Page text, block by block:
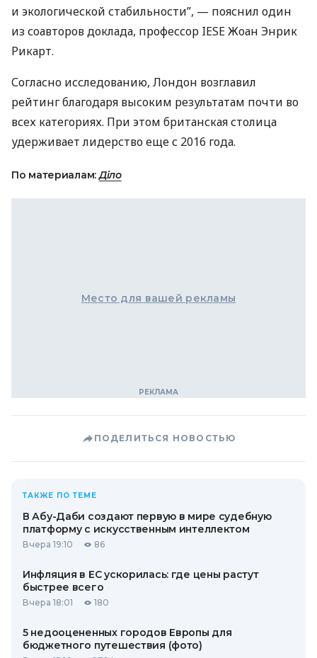
и экологической стабильности”, — пояснил один
из соавторов доклада, профессор IESE Жоан Энрик
Рикарт.
Согласно исследованию, Лондон возглавил
рейтинг благодаря высоким результатам почти во
всех категориях. При этом британская столица
удерживает лидерство еще с 2016 года.
По материалам:Діло
Место для вашей рекламы
ПОДЕЛИТЬСЯ НОВОСТЬЮ
ТАКЖЕ ПО ТЕМЕ
В Абу-Даби создают первую в мире судебную
платформу с искусственным интеллектом
Вчера 19:10 86
Инфляция в ЕС ускорилась: где цены растут
быстрее всего
Вчера 18:01 180
5 недооцененных городов Европы для
бюджетного путешествия (фото)